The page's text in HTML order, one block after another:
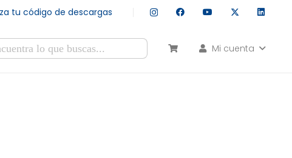
tu código de descargas
Mi cuenta